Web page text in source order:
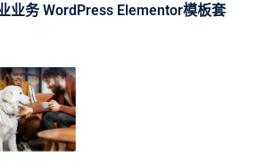
业务 WordPress Elementor模板套